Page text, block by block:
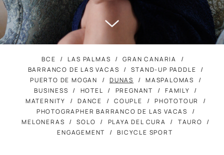
ВСЕ LAS PALMAS
GRAN CANARIA
BARRANCO DE LAS VACAS
STAND-UP PADDLE
PUERTO DE MOGAN
DUNAS
MASPALOMAS
BUSINESS
HOTEL PREGNANT
FAMILY
MATERNITY
DANCE COUPLE
PHOTOTOUR
PHOTOGRAPHER BARRANCO DE LAS VACAS
MELONERAS
SOLO PLAYA DEL CURA
TAURO
ENGAGEMENT
BICYCLE SPORT